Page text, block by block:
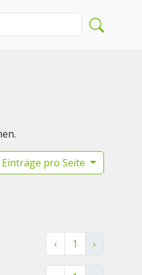
Einträge pro Seite
‹ 1 ›